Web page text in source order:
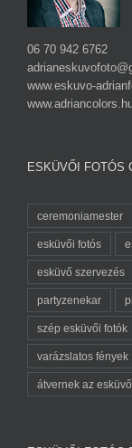
06 70 942 6762
www.eskuvo-
ESKÜVŐI FOTÓS
ceremoniamester
esküvői fotós
esküvő szervezés
partyzenekar
szép esküvői fotók
varázslatos fények
átvernek az